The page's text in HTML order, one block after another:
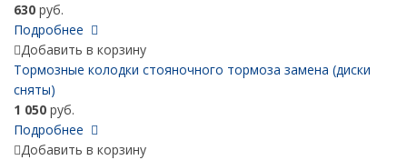
630 руб.
Подробнее
Добавить в корзину
Тормозные колодки стояночного тормоза замена (диски
сняты)
1 050 руб.
Подробнее
Добавить в корзину